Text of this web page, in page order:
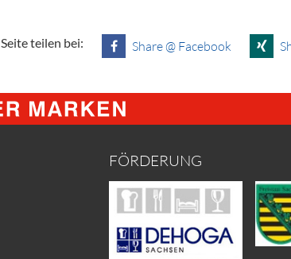
Seite teilen bei: Share @ Facebook
FÖRDERUNG